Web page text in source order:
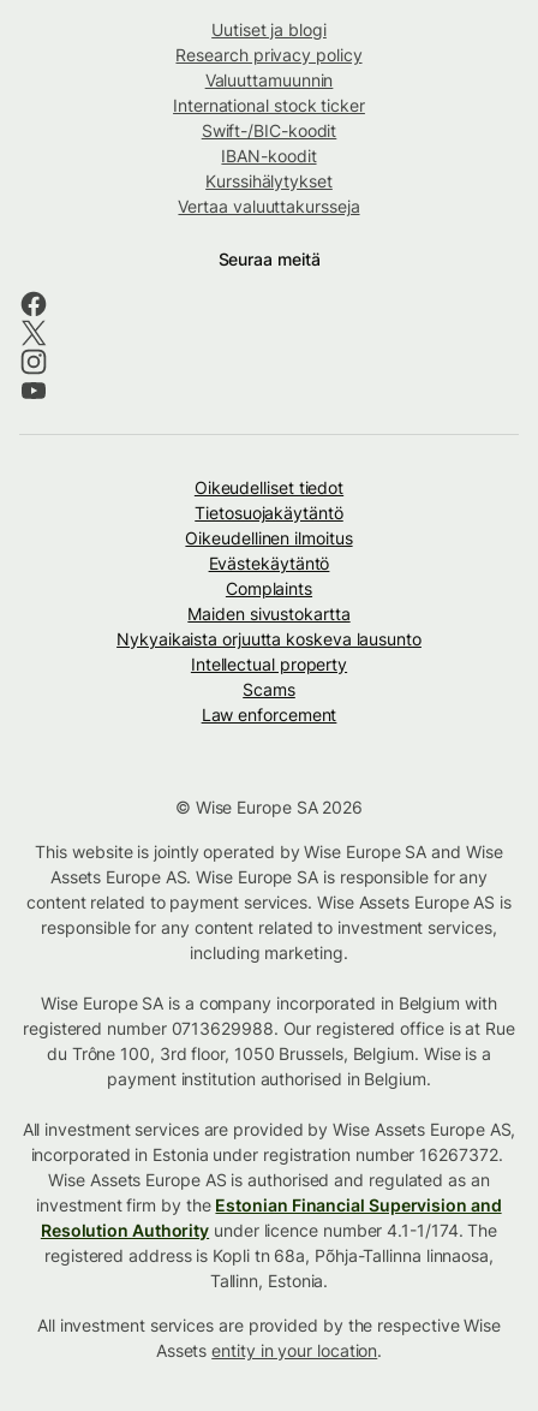
Uutiset ja blogi
Research privacy policy
Valuuttamuunnin
International stock ticker
Swift-/BIC-koodit
IBAN-koodit
Kurssihälytykset
Vertaa valuuttakursseja
Seuraa meitä
Oikeudelliset tiedot
Tietosuojakäytäntö
Oikeudellinen ilmoitus
Evästekäytäntö
Complaints
Maiden sivustokartta
Nykyaikaista orjuutta koskeva lausunto
Intellectual property
Scams
Law enforcement
© Wise Europe SA 2026
This website is jointly operated by Wise Europe SA and Wise
Assets Europe AS. Wise Europe SA is responsible for any
content related to payment services. Wise Assets Europe AS is
responsible for any content related to investment services,
including marketing.
Wise Europe SA is a company incorporated in Belgium with
registered number 0713629988. Our registered office is at Rue
du Trône 100, 3rd floor, 1050 Brussels, Belgium. Wise is a
payment institution authorised in Belgium.
All investment services are provided by Wise Assets Europe AS,
incorporated in Estonia under registration number 16267372.
Wise Assets Europe AS is authorised and regulated as an
investment firm by the Estonian Financial Supervision and
Resolution Authority under licence number 4.1-1/174. The
registered address is Kopli tn 68a, Põhja-Tallinna linnaosa,
Tallinn, Estonia.
All investment services are provided by the respective Wise
Assetsentity in your location.